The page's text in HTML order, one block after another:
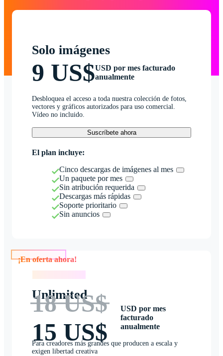
Solo imágenes
9 US$USD por mes facturado
anualmente
Desbloquea el acceso a toda nuestra colección de fotos,
vectores y gráficos autorizados para uso comercial.
Vídeo no incluido.
Suscríbete ahora
El plan incluye:
Cinco descargas de imágenes al mes
Un paquete por mes
Sin atribución requerida
Descargas más rápidas
Soporte prioritario
Sin anuncios
Unlimited
18 US$
15 US$
USD por mes
facturado
anualmente
Para creadores más grandes que producen a escala y
exigen libertad creativa